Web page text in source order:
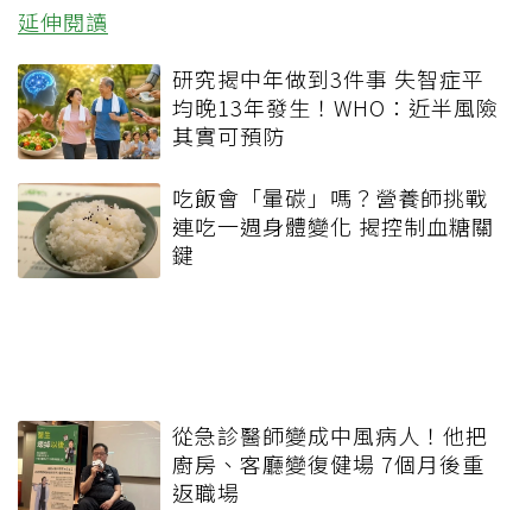
延伸閱讀
研究揭中年做到3件事 失智症平
均晚13年發生！WHO：近半風險
其實可預防
吃飯會「暈碳」嗎？營養師挑戰
連吃一週身體變化 揭控制血糖關
鍵
從急診醫師變成中風病人！他把
廚房、客廳變復健場 7個月後重
返職場